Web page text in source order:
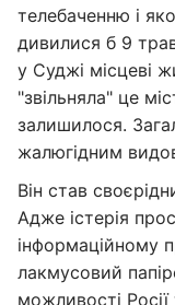
телебаченню і
дивилися б 9
у Суджі місцеві
"звільняла" це
залишилося.
жалюгідним
Він став
Адже істерія
інформаційному
лакмусовий
можливості Росії